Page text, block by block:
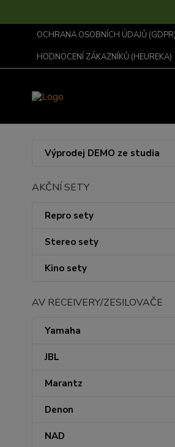
OCHRANA OSOBNÍCH ÚDAJŮ (GDPR)
HODNOCENÍ ZÁKAZNÍKŮ (HEUREKA)
Výprodej DEMO ze studia
AKČNÍ SETY
Repro sety
Stereo sety
Kino sety
AV RECEIVERY/ZESILOVAČE
Yamaha
JBL
Marantz
Denon
NAD